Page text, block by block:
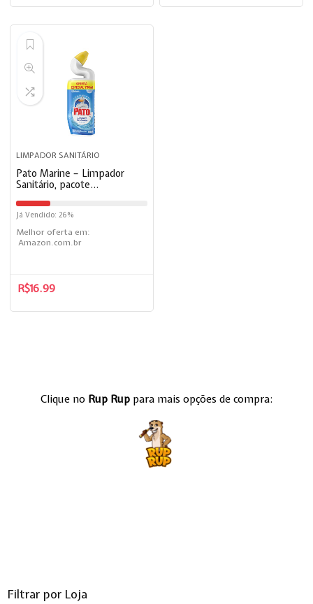
LIMPADOR SANITÁRIO
Pato Marine – Limpador
Sanitário, pacote
Gratis
Já Vendido: 26%
Melhor oferta em:
Amazon.com.br
R$16.99
Clique no Rup Rup para mais opções de compra:
Filtrar por Loja